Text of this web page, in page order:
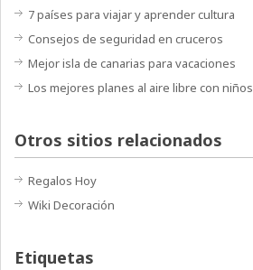
7 países para viajar y aprender cultura
Consejos de seguridad en cruceros
Mejor isla de canarias para vacaciones
Los mejores planes al aire libre con niños
Otros sitios relacionados
Regalos Hoy
Wiki Decoración
Etiquetas